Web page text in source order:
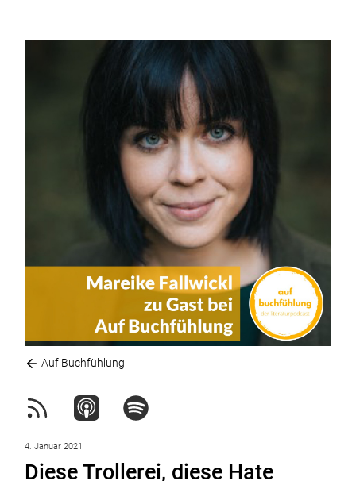
Auf Buchfühlung
4. Januar 2021
Diese Trollerei, diese Hate